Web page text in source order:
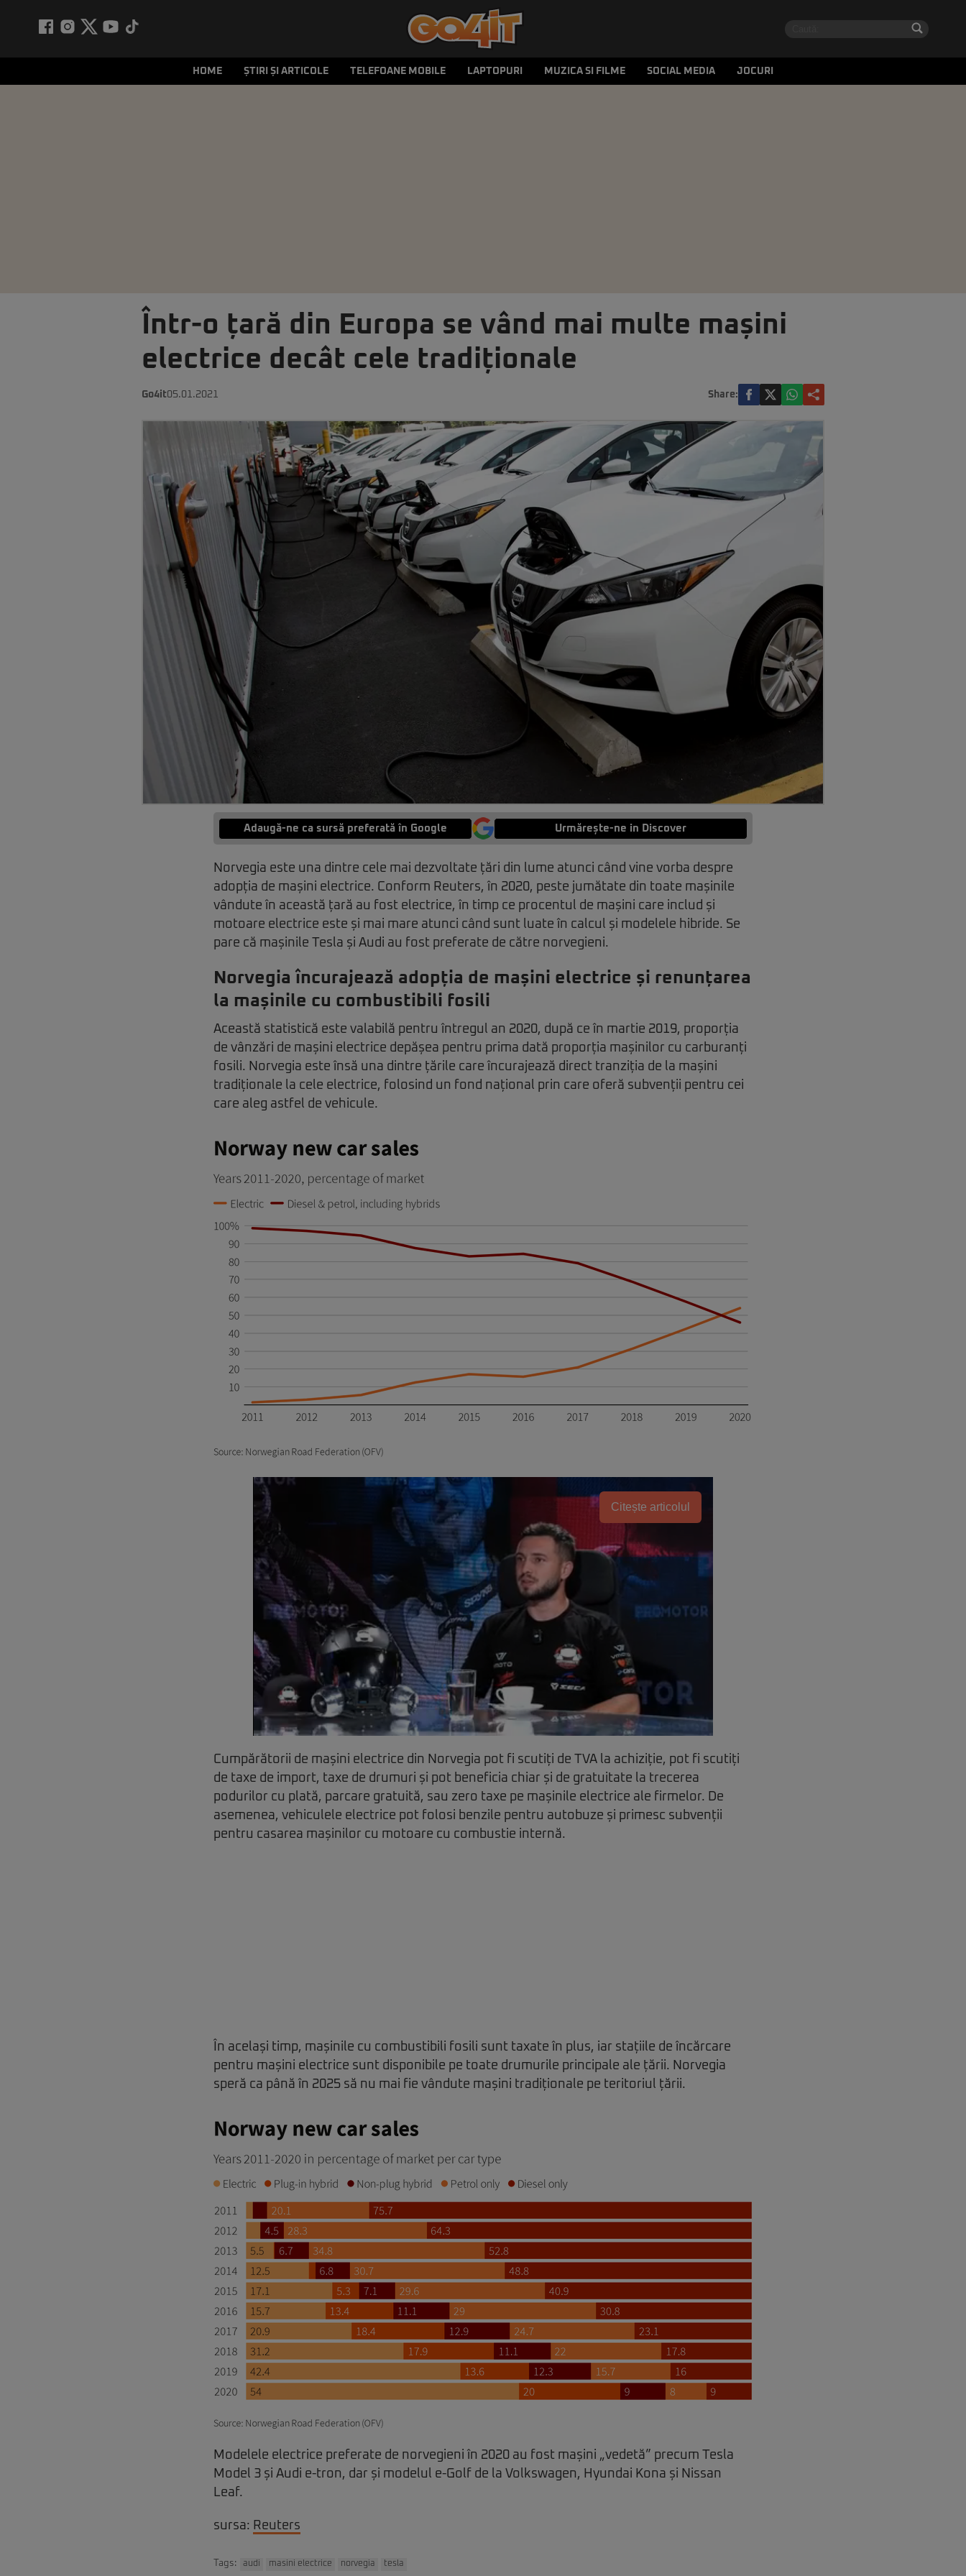
HOME ȘTIRI ȘI ARTICOLE TELEFOANE MOBILE LAPTOPURI MUZICA SI FILME SOCIAL MEDIA JOCURI
Într-o țară din Europa se vând mai multe mașini
electrice decât cele tradiționale
Go4it05.01.2021 Share:
Adaugă-ne ca sursă preferată în Google Urmărește-ne in Discover
Norvegia este una dintre cele mai dezvoltate țări din lume atunci când vine vorba despre
adopția de mașini electrice. Conform Reuters, în 2020, peste jumătate din toate mașinile
vândute în această țară au fost electrice, în timp ce procentul de mașini care includ și
motoare electrice este și mai mare atunci când sunt luate în calcul și modelele hibride. Se
pare că mașinile Tesla și Audi au fost preferate de către norvegieni.
Norvegia încurajează adopția de mașini electrice și renunțarea
la mașinile cu combustibili fosili
Această statistică este valabilă pentru întregul an 2020, după ce în martie 2019, proporția
de vânzări de mașini electrice depășea pentru prima dată proporția mașinilor cu carburanți
fosili. Norvegia este însă una dintre țările care încurajează direct tranziția de la mașini
tradiționale la cele electrice, folosind un fond național prin care oferă subvenții pentru cei
care aleg astfel de vehicule.
Citește articolul
Cumpărătorii de mașini electrice din Norvegia pot fi scutiți de TVA la achiziție, pot fi scutiți
de taxe de import, taxe de drumuri și pot beneficia chiar și de gratuitate la trecerea
podurilor cu plată, parcare gratuită, sau zero taxe pe mașinile electrice ale firmelor. De
asemenea, vehiculele electrice pot folosi benzile pentru autobuze și primesc subvenții
pentru casarea mașinilor cu motoare cu combustie internă.
În același timp, mașinile cu combustibili fosili sunt taxate în plus, iar stațiile de încărcare
pentru mașini electrice sunt disponibile pe toate drumurile principale ale țării. Norvegia
speră ca până în 2025 să nu mai fie vândute mașini tradiționale pe teritoriul țării.
Modelele electrice preferate de norvegieni în 2020 au fost mașini „vedetă” precum Tesla
Model 3 și Audi e-tron, dar și modelul e-Golf de la Volkswagen, Hyundai Kona și Nissan
Leaf.
sursa: Reuters
Tags: audi masini electrice norvegia tesla